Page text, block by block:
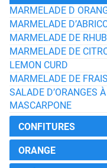
MARMELADE D
MARMELADE
MARMELADE DE
MARMELADE DE
LEMON CURD
MARMELADE DE
SALADE D’ORANGES
MASCARPONE
CONFITURES
ORANGE